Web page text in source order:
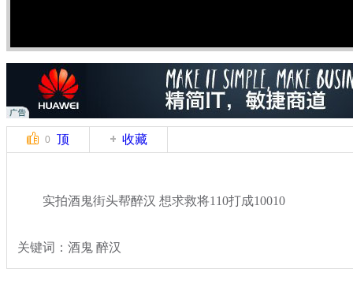
0 顶 收藏
实拍酒鬼街头帮醉汉 想求救将110打成10010
关键词：酒鬼 醉汉